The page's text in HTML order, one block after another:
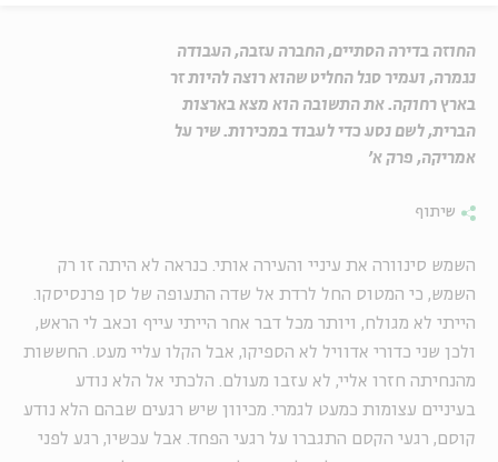
החוזה בדירה הסתיים, החברה עזבה, העבודה
נגמרה, ועמיר סגל החליט שהוא רוצה להיות זר
בארץ רחוקה. את התשובה הוא מצא בארצות
הברית, לשם נסע כדי לעבוד במכירות. שיר על
אמריקה, פרק א'
שיתוף
השמש סינוורה את עיניי והעירה אותי. כנראה לא היתה זו רק
השמש, כי המטוס החל לרדת אל שדה התעופה של סן פרנסיסקו.
הייתי לא מגולח, ויותר מכל דבר אחר הייתי עייף וכאב לי הראש,
ולכן שני כדורי אדוויל לא הספיקו, אבל הקלו עליי מעט. החששות
מהנחיתה חזרו אליי, לא עזבו מעולם. הלכתי אל הלא נודע
בעיניים עצומות כמעט לגמרי. מכיוון שיש רגעים שבהם הלא נודע
קוסם, רגעי הקסם התגברו על רגעי הפחד. אבל עכשיו, רגע לפני